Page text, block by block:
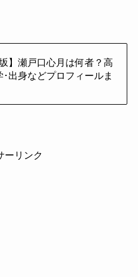
坂】瀬戸口心月は何者？高
･出身などプロフィールま
ーリンク